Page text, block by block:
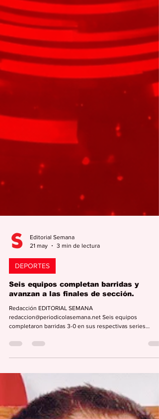
21 may
3 min de lectura
DEPORTES
Seis equipos completan barridas y
redaccion@periodicolasemana.net Seis equipos
semifinales de sección este domingo, en la continuación
de la postemporada 2026 de la Liga de Béisbol Superior
Doble A. Los campeones defensores Mulos de Juncos,
Azucareros de Yabucoa, los Toritos de Cayey, los
de Carolina, los Maratonistas de Coamo y los Petateros